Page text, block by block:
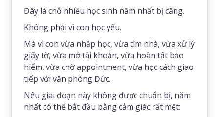
Đây là chỗ nhiều học sinh năm nhất bị căng.
Không phải vì con học yếu.
Mà vì con vừa nhập học, vừa tìm nhà, vừa xử lý
giấy tờ, vừa mở tài khoản, vừa hoàn tất bảo
hiểm, vừa chờ appointment, vừa học cách giao
tiếp với văn phòng Đức.
Nếu giai đoạn này không được chuẩn bị, năm
nhất có thể bắt đầu bằng cảm giác rất mệt: